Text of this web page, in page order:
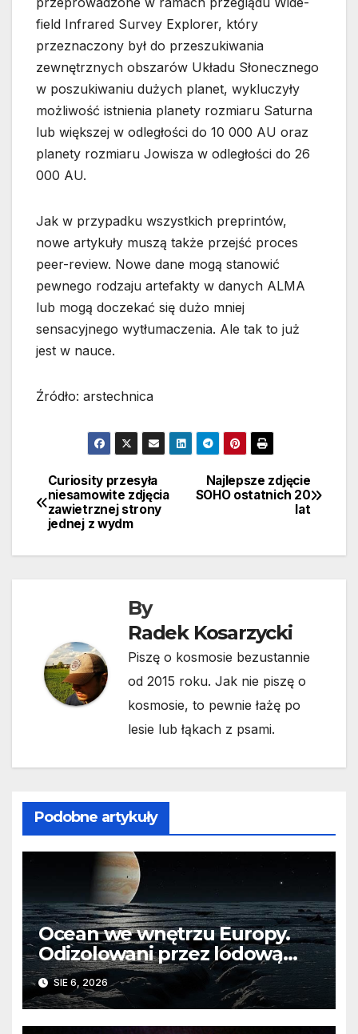
field Infrared Survey Explorer, który
przeznaczony był do przeszukiwania
zewnętrznych obszarów Układu Słonecznego
w poszukiwaniu dużych planet, wykluczyły
możliwość istnienia planety rozmiaru Saturna
lub większej w odległości do 10 000 AU oraz
planety rozmiaru Jowisza w odległości do 26
000 AU.
Jak w przypadku wszystkich preprintów,
nowe artykuły muszą także przejść proces
peer-review. Nowe dane mogą stanowić
pewnego rodzaju artefakty w danych ALMA
lub mogą doczekać się dużo mniej
sensacyjnego wytłumaczenia. Ale tak to już
jest w nauce.
Źródło: arstechnica
Nawigacja
wpisu
Najlepsze zdjęcie
SOHO ostatnich 20
lat
Curiosity przesyła
niesamowite zdjęcia
zawietrznej strony
jednej z wydm
By
Radek Kosarzycki
Piszę o kosmosie bezustannie
od 2015 roku. Jak nie piszę o
kosmosie, to pewnie łażę po
lesie lub łąkach z psami.
Podobne artykuły
Ocean we wnętrzu Europy.
Odizolowani przez lodową
barierę
SIE 6, 2026